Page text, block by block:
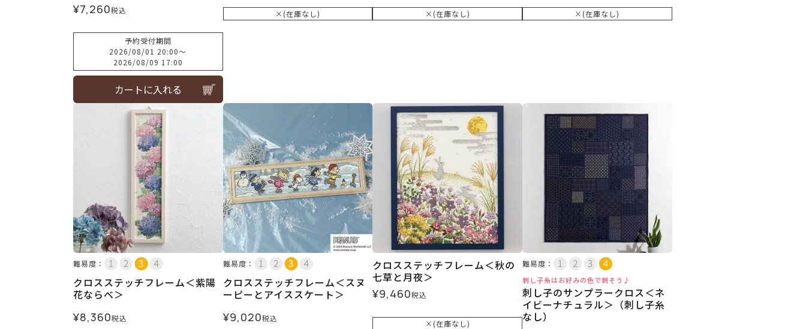
¥7,260税込
予約受付期間
2026/08/01 20:00〜
2026/08/09 17:00
カートに入れる
×(在庫なし) ×(在庫なし) ×(在庫なし)
難易度：
クロスステッチフレーム＜紫陽
花ならべ＞
¥8,360税込
難易度：
クロスステッチフレーム＜スヌ
ーピーとアイススケート＞
¥9,020税込
クロスステッチフレーム＜秋の
七草と月夜＞
¥9,460税込
×(在庫なし)
難易度：
刺し子糸はお好みの色で刺そう♪
刺し子のサンプラークロス＜ネ
イビーナチュラル＞（刺し子糸
なし）